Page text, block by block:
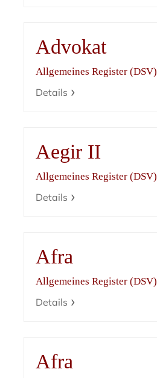
Advokat
Allgemeines Register (DSV)
Details
Aegir II
Allgemeines Register (DSV)
Details
Afra
Allgemeines Register (DSV)
Details
Afra